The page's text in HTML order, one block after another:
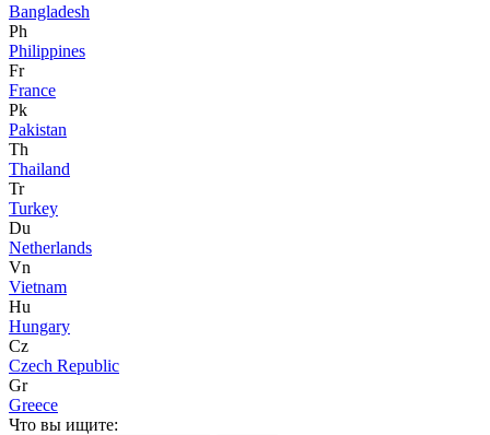
Bangladesh
Ph
Philippines
Fr
France
Pk
Pakistan
Th
Thailand
Tr
Turkey
Du
Netherlands
Vn
Vietnam
Hu
Hungary
Cz
Czech Republic
Gr
Greece
Что вы ищите: